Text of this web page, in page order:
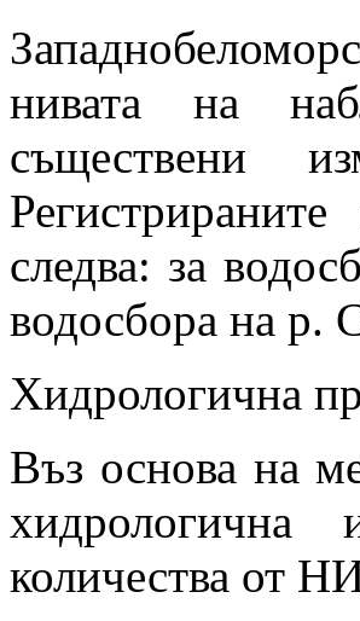
нивата на
съществени
следва: за
водосбора на р.
Хидрологична
Въз основа на
количества от